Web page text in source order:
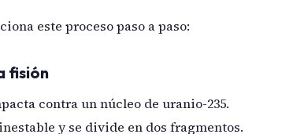
este proceso paso a paso:
fisión
contra un núcleo de uranio-235.
y se divide en dos fragmentos.